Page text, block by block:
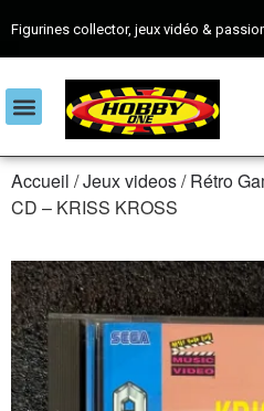
Figurines collector, jeux vidéo &
Accueil /Jeux videos/Rétro
CD – KRISS KROSS